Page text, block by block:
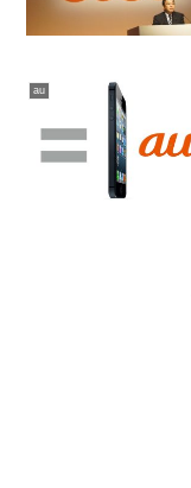
au